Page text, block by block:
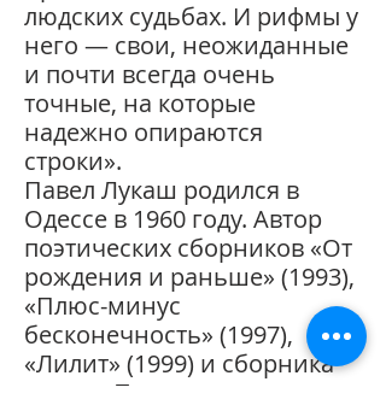
людских судьбах. И рифмы у
него — свои, неожиданные
и почти всегда очень
точные, на которые
надежно опираются
строки».
Павел Лукаш родился в
Одессе в 1960 году. Автор
поэтических сборников «От
рождения и раньше» (1993),
«Плюс-минус
бесконечность» (1997),
«Лилит» (1999) и сборника
прозы «То, что доктор